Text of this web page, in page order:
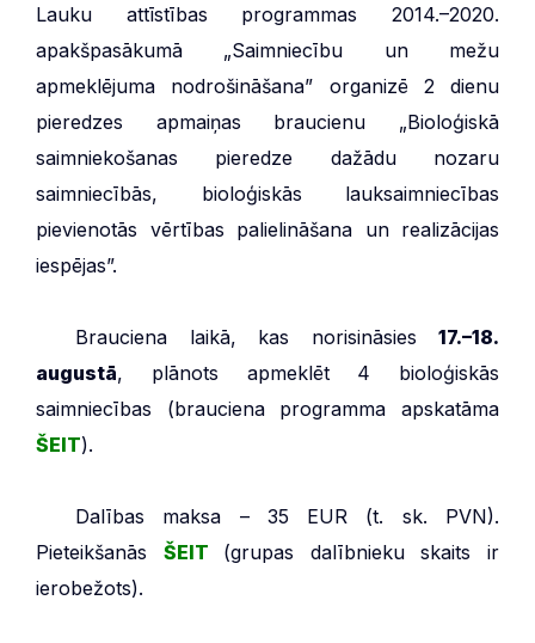
Lauku attīstības programmas 2014.–2020.
apakšpasākumā „Saimniecību un mežu
apmeklējuma nodrošināšana” organizē 2 dienu
pieredzes apmaiņas braucienu „Bioloģiskā
saimniekošanas pieredze dažādu nozaru
saimniecībās, bioloģiskās lauksaimniecības
pievienotās vērtības palielināšana un realizācijas
iespējas”.
Brauciena laikā, kas norisināsies 17.–18.
augustā, plānots apmeklēt 4 bioloģiskās
saimniecības (brauciena programma apskatāma
ŠEIT).
Dalības maksa – 35 EUR (t. sk. PVN).
Pieteikšanās ŠEIT
(grupas dalībnieku skaits ir
ierobežots).